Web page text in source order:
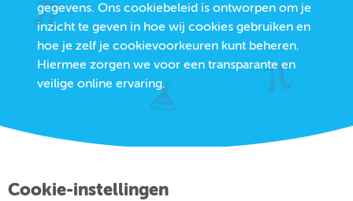
gegevens. Ons cookiebeleid is ontworpen om je
inzicht te geven in hoe wij cookies gebruiken en
hoe je zelf je cookievoorkeuren kunt beheren.
Hiermee zorgen we voor een transparante en
veilige online ervaring.
Cookie-instellingen